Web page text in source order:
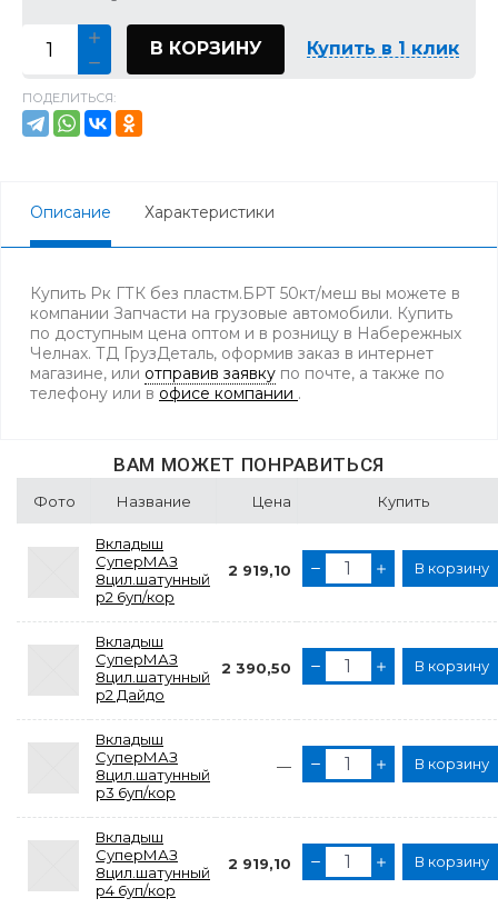
В КОРЗИНУ Купить в 1 клик
ПОДЕЛИТЬСЯ:
Описание Характеристики
Купить Рк ГТК без пластм.БРТ 50кт/меш вы можете в
компании Запчасти на грузовые автомобили. Купить
по доступным цена оптом и в розницу в Набережных
Челнах. ТД ГрузДеталь, оформив заказ в интернет
магазине, или отправив заявку по почте, а также по
телефону или в офисе компании .
ВАМ МОЖЕТ ПОНРАВИТЬСЯ
Фото Название Цена Купить
Вкладыш
СуперМАЗ
8цил.шатунный
р2 6уп/кор
2 919,10 В корзину
Вкладыш
СуперМАЗ
8цил.шатунный
р2 Дайдо
2 390,50 В корзину
Вкладыш
СуперМАЗ
8цил.шатунный
р3 6уп/кор
— В корзину
Вкладыш
СуперМАЗ
8цил.шатунный
р4 6уп/кор
2 919,10 В корзину